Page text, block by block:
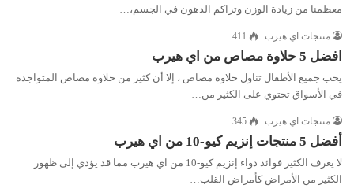
معظمنا من زيادة الوزن وتراكم الدهون في الجسم،…
منتجات اي هيرب 411
افضل 5 حلاوة مصاص من اي هيرب
يحب جميع الأطفال تناول حلاوة مصاص ، إلا أن كثير من حلاوة مصاص المتواجدة
في الأسواق تحتوي على الكثير من…
منتجات اي هيرب 345
أفضل 5 منتجات إنزيم كيو-10 من اي هيرب
لا يعرف الكثير فوائد دواء إنزيم كيو-10 من اي هيرب مما قد يؤدي إلى ظهور
الكثير من الأمراض كأمراض القلب…